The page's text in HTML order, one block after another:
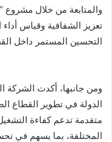
والمتابعة من خلال
تعزيز الشفافية وقياس
التحسين المستمر داخل
ومن جانبها، أكدت
الدولة في تطوير القطاع
متقدمة تدعم كفاءة
المختلفة، بما يسهم في